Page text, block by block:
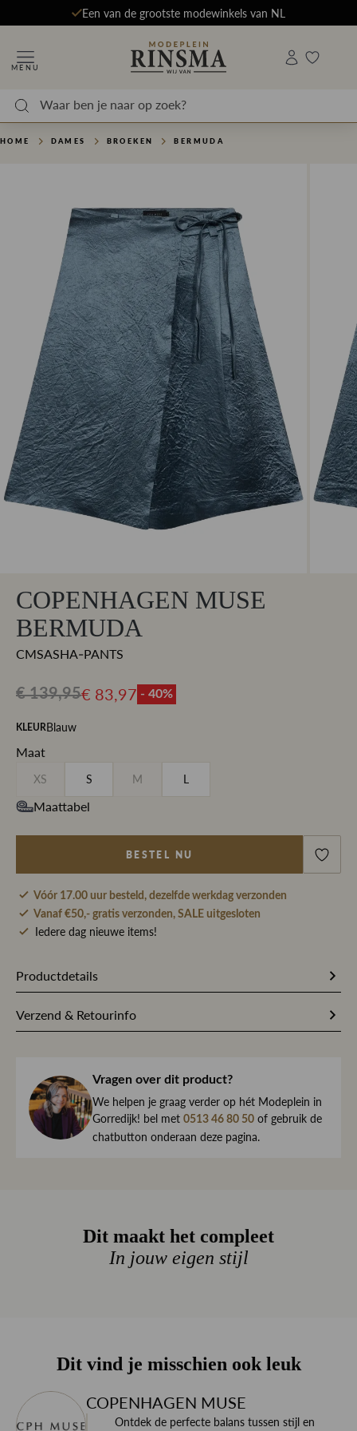
Een van de grootste modewinkels van NL
MENU
HOME DAMES BROEKEN BERMUDA
COPENHAGEN MUSE
BERMUDA
CMSASHA-PANTS
€ 139,95€ 83,97 - 40%
KLEURBlauw
Maat
XS S M L
Maattabel
BESTEL NU
Vóór 17.00 uur besteld, dezelfde werkdag verzonden
Vanaf €50,- gratis verzonden, SALE uitgesloten
Iedere dag nieuwe items!
Productdetails
100% Acetaat
Print Effen
Materiaal Stretch
Verzend & Retourinfo
haar direct naar je toe.
We begrijpen maar al te goed dat het kan gebeuren dat
een item toch niet helemaal naar wens is. Daarom ben je
altijd welkom om ieder artikel eerst te passen op ons
de winkel is dat altijd gratis. Lees hier meer over ruilen en
Vragen over dit product?
We helpen je graag verder op hét Modeplein in
Gorredijk! bel met 0513 46 80 50 of gebruik de
chatbutton onderaan deze pagina.
Dit vind je misschien ook leuk
COPENHAGEN MUSE
Ontdek de perfecte balans tussen stijl en
Dit maakt het compleet
In jouw eigen stijl